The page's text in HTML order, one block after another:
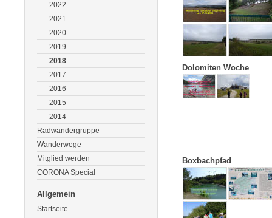
2022
2021
2020
2019
2018
2017
2016
2015
2014
Radwandergruppe
Wanderwege
Mitglied werden
CORONA Special
Allgemein
Startseite
Dolomiten Woche
Boxbachpfad